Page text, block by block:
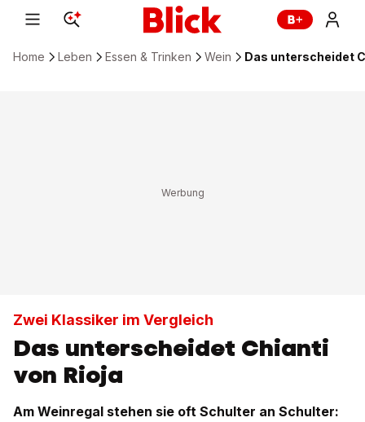
Home Leben Essen & Trinken Wein Das unterscheidet
Zwei Klassiker im Vergleich
Das unterscheidet Chianti
von Rioja
Am Weinregal stehen sie oft Schulter an Schulter: